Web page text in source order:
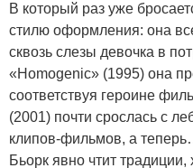
В который раз уже
стилю оформления: она
сквозь слезы девочка в
«Homogenic» (1995) она
соответствуя героине
(2001) почти срослась с
клипов-фильмов, а
Бьорк явно чтит